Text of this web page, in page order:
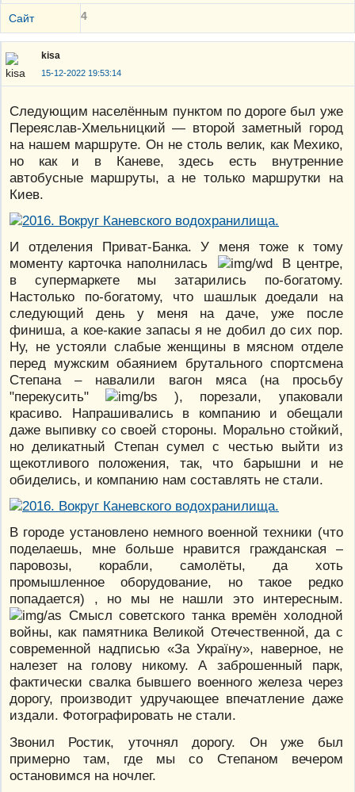
Сайт 4
kisa
15-12-2022 19:53:14
Следующим населённым пунктом по дороге был уже
Переяслав-Хмельницкий — второй заметный город
на нашем маршруте. Он не столь велик, как Мехико,
но как и в Каневе, здесь есть внутренние
автобусные маршруты, а не только маршрутки на
Киев.
И отделения Приват-Банка. У меня тоже к тому
моменту карточка наполнилась
В центре,
в супермаркете мы затарились по-богатому.
Настолько по-богатому, что шашлык доедали на
следующий день у меня на даче, уже после
финиша, а кое-какие запасы я не добил до сих пор.
Ну, не устояли слабые женщины в мясном отделе
перед мужским обаянием брутального спортсмена
Степана – навалили вагон мяса (на просьбу
"перекусить"
), порезали, упаковали
красиво. Напрашивались в компанию и обещали
даже выпивку со своей стороны. Морально стойкий,
но деликатный Степан сумел с честью выйти из
щекотливого положения, так, что барышни и не
обиделись, и компанию нам составлять не стали.
В городе установлено немного военной техники (что
поделаешь, мне больше нравится гражданская –
паровозы, корабли, самолёты, да хоть
промышленное оборудование, но такое редко
попадается) , но мы не нашли это интересным.
Смысл советского танка времён холодной
войны, как памятника Великой Отечественной, да с
современной надписью «За Україну», наверное, не
налезет на голову никому. А заброшенный парк,
фактически свалка бывшего военного железа через
дорогу, производит удручающее впечатление даже
издали. Фотографировать не стали.
Звонил Ростик, уточнял дорогу. Он уже был
примерно там, где мы со Степаном вечером
остановимся на ночлег.